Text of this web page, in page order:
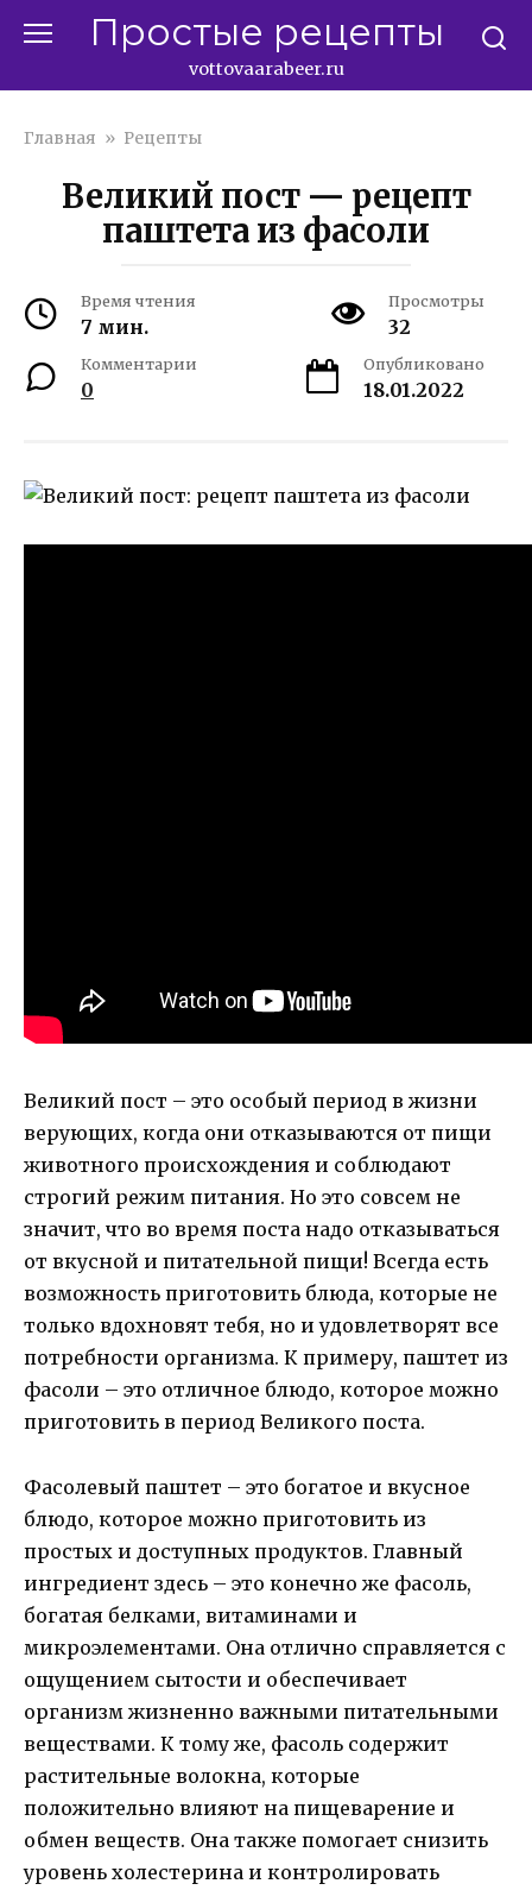
Простые рецепты
vottovaarabeer.ru
Главная » Рецепты
Великий пост — рецепт
паштета из фасоли
Время чтения
7 мин.
Просмотры
32
Комментарии
0
Опубликовано
18.01.2022
Великий пост – это особый период в жизни
верующих, когда они отказываются от пищи
животного происхождения и соблюдают
строгий режим питания. Но это совсем не
значит, что во время поста надо отказываться
от вкусной и питательной пищи! Всегда есть
возможность приготовить блюда, которые не
только вдохновят тебя, но и удовлетворят все
потребности организма. К примеру, паштет из
фасоли – это отличное блюдо, которое можно
приготовить в период Великого поста.
Фасолевый паштет – это богатое и вкусное
блюдо, которое можно приготовить из
простых и доступных продуктов. Главный
ингредиент здесь – это конечно же фасоль,
богатая белками, витаминами и
микроэлементами. Она отлично справляется с
ощущением сытости и обеспечивает
организм жизненно важными питательными
веществами. К тому же, фасоль содержит
растительные волокна, которые
положительно влияют на пищеварение и
обмен веществ. Она также помогает снизить
уровень холестерина и контролировать